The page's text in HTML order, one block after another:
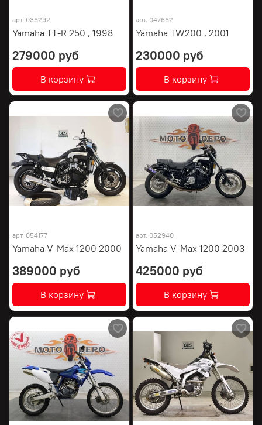
арт. 038292
Yamaha TT-R 250 , 1998
279000 руб
В корзину
арт. 047662
Yamaha TW200 , 2001
230000 руб
В корзину
арт. 054177
Yamaha V-Max 1200 2000
389000 руб
В корзину
арт. 052940
Yamaha V-Max 1200 2003
425000 руб
В корзину